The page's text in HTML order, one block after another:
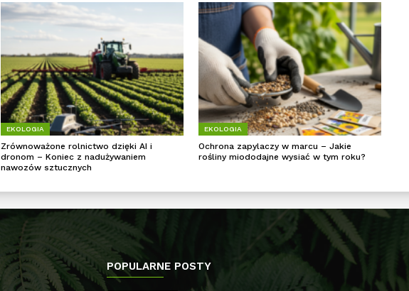
EKOLOGIA
Zrównoważone rolnictwo dzięki AI i
dronom – Koniec z nadużywaniem
nawozów sztucznych
EKOLOGIA
Ochrona zapylaczy w marcu – Jakie
rośliny miododajne wysiać w tym roku?
POPULARNE POSTY